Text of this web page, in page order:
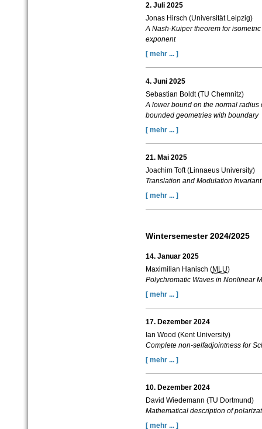
2. Juli 2025
Jonas Hirsch (Universität Leipzig)
A Nash-Kuiper theorem for
exponent
[ mehr ... ]
4. Juni 2025
Sebastian Boldt (TU Chemnitz)
A lower bound on the normal
bounded geometries with boundary
[ mehr ... ]
21. Mai 2025
Joachim Toft (Linnaeus University)
Translation and Modulation
[ mehr ... ]
Wintersemester 2024/2025
14. Januar 2025
Maximilian Hanisch (MLU)
Polychromatic Waves in Nonlinear
[ mehr ... ]
17. Dezember 2024
Ian Wood (Kent University)
Complete non-selfadjointness for
[ mehr ... ]
10. Dezember 2024
David Wiedemann (TU Dortmund)
Mathematical description of
[ mehr ... ]